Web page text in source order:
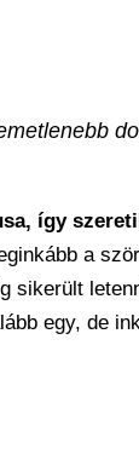
így
a
sikerült
egy, de